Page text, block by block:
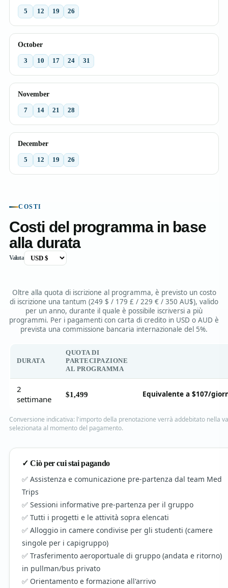
5 12 19 26
October
3 10 17 24 31
November
7 14 21 28
December
5 12 19 26
COSTI
Costi del programma in base
alla durata
Valuta
Oltre alla quota di iscrizione al programma, è previsto un costo
di iscrizione una tantum (249 $ / 179 £ / 229 € / 350 AU$), valido
per un anno, durante il quale è possibile iscriversi a più
programmi. Per i pagamenti con carta di credito in USD o AUD è
prevista una commissione bancaria internazionale del 5%.
DURATA
QUOTA DI
PARTECIPAZIONE
AL PROGRAMMA
2
settimane
$1,499 Equivalente a $107/
Conversione indicativa: l'importo della prenotazione verrà addebitato nella
selezionata al momento del pagamento.
✓ Ciò per cui stai pagando
Assistenza e comunicazione pre-partenza dal team Med
Trips
Sessioni informative pre-partenza per il gruppo
Tutti i progetti e le attività sopra elencati
Alloggio in camere condivise per gli studenti (camere
singole per i capigruppo)
Trasferimento aeroportuale di gruppo (andata e ritorno)
in pullman/bus privato
Orientamento e formazione all'arrivo